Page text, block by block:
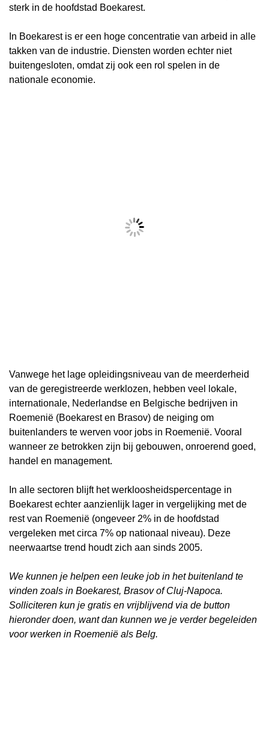
sterk in de hoofdstad Boekarest.
In Boekarest is er een hoge concentratie van arbeid in alle
takken van de industrie. Diensten worden echter niet
buitengesloten, omdat zij ook een rol spelen in de
nationale economie.
Vanwege het lage opleidingsniveau van de meerderheid
van de geregistreerde werklozen, hebben veel lokale,
internationale, Nederlandse en Belgische bedrijven in
Roemenië (Boekarest en Brasov) de neiging om
buitenlanders te werven voor jobs in Roemenië. Vooral
wanneer ze betrokken zijn bij gebouwen, onroerend goed,
handel en management.
In alle sectoren blijft het werkloosheidspercentage in
Boekarest echter aanzienlijk lager in vergelijking met de
rest van Roemenië (ongeveer 2% in de hoofdstad
vergeleken met circa 7% op nationaal niveau). Deze
neerwaartse trend houdt zich aan sinds 2005.
We kunnen je helpen een leuke job in het buitenland te
vinden zoals in Boekarest, Brasov of Cluj-Napoca.
Solliciteren kun je gratis en vrijblijvend via de button
hieronder doen, want dan kunnen we je verder begeleiden
voor werken in Roemenië als Belg.